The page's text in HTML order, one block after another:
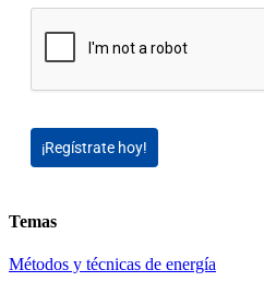
¡Regístrate hoy!
Temas
Métodos y técnicas de energía